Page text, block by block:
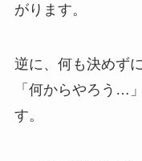
がります。
逆に、何も決めず
「何からやろう…
す。